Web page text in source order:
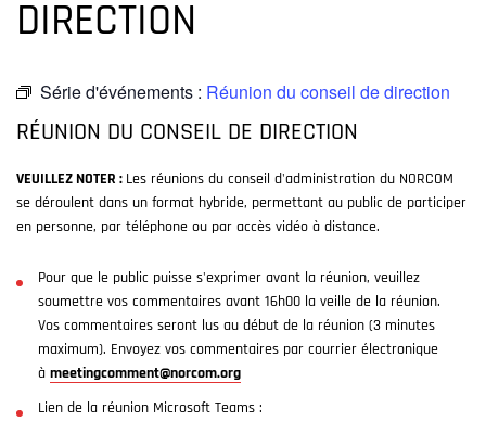
DIRECTION
Série d'événements : Réunion du conseil de direction
RÉUNION DU CONSEIL DE DIRECTION
VEUILLEZ NOTER : Les réunions du conseil d'administration du NORCOM
se déroulent dans un format hybride, permettant au public de participer
en personne, par téléphone ou par accès vidéo à distance.
Pour que le public puisse s'exprimer avant la réunion, veuillez
soumettre vos commentaires avant 16h00 la veille de la réunion.
Vos commentaires seront lus au début de la réunion (3 minutes
maximum). Envoyez vos commentaires par courrier électronique
à meetingcomment@norcom.org
Lien de la réunion Microsoft Teams :